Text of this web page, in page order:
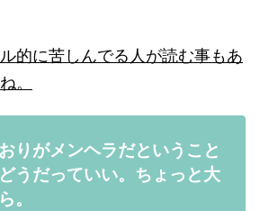
的に苦しんでる人が読む事もあ
。
りがメンヘラだということ
うだっていい。ちょっと大
。